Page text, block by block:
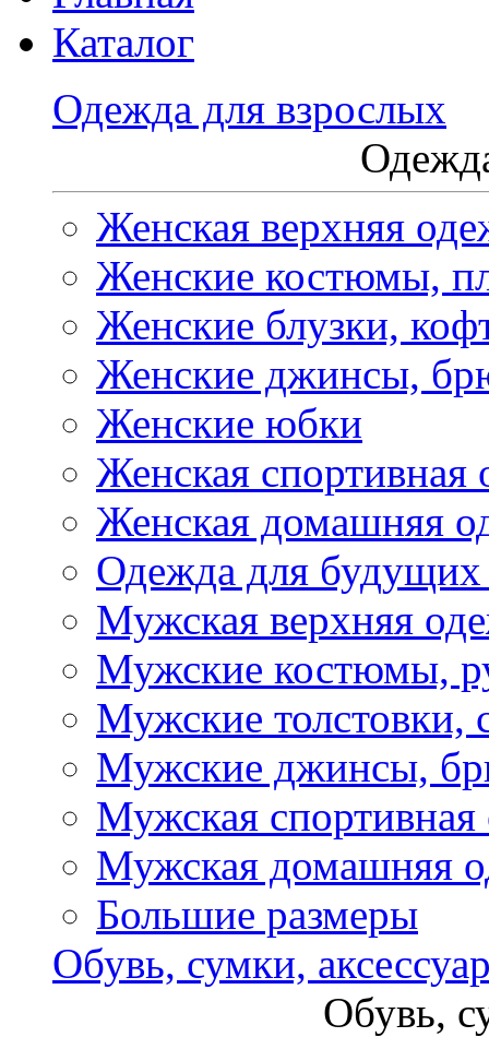
Каталог
Одежда для взрослых
Женская верхняя
Женские костюмы,
Женские блузки,
Женские джинсы,
Женские юбки
Женская спортивная
Женская домашняя
Одежда для
Мужская верхняя
Мужские костюмы,
Мужские толстовки,
Мужские джинсы,
Мужская спортивная
Мужская домашняя
Большие размеры
Обувь, сумки,
Обувь,